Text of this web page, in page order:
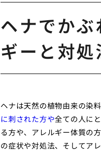
ヘナでか
ギーと対処
ヘナは天然の植物由来の染
に刺された方や全ての人に
る方や、アレルギー体質の
の症状や対処法、そしてア